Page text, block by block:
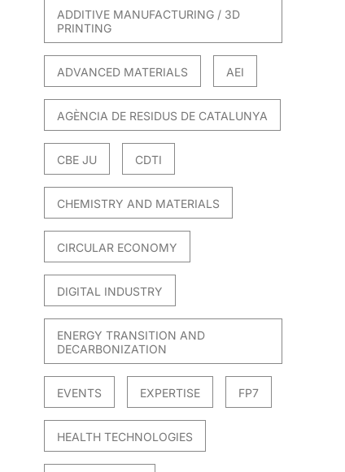
ADDITIVE MANUFACTURING / 3D
PRINTING
ADVANCED MATERIALS AEI
AGÈNCIA DE RESIDUS DE CATALUNYA
CBE JU CDTI
CHEMISTRY AND MATERIALS
CIRCULAR ECONOMY
DIGITAL INDUSTRY
ENERGY TRANSITION AND
DECARBONIZATION
EVENTS EXPERTISE FP7
HEALTH TECHNOLOGIES